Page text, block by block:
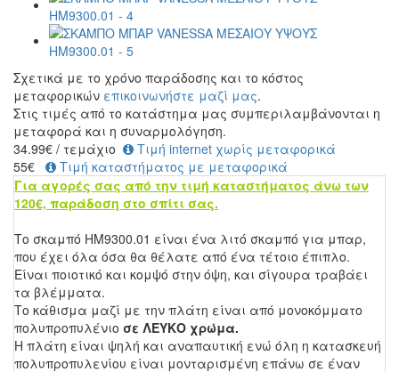
Σχετικά με το χρόνο παράδοσης και το κόστος
μεταφορικών επικοινωνήστε μαζί μας.
Στις τιμές από το κατάστημα μας συμπεριλαμβάνονται η
μεταφορά και η συναρμολόγηση.
34.99€ / τεμάχιο
Τιμή internet χωρίς μεταφορικά
55€
Τιμή καταστήματος με μεταφορικά
Για αγορές σας από την τιμή καταστήματος άνω των
120€, παράδοση στο σπίτι σας.
Το σκαμπό ΗΜ9300.01 είναι ένα λιτό σκαμπό για μπαρ,
που έχει όλα όσα θα θέλατε από ένα τέτοιο έπιπλο.
Είναι ποιοτικό και κομψό στην όψη, και σίγουρα τραβάει
τα βλέμματα.
Το κάθισμα μαζί με την πλάτη είναι από μονοκόμματο
πολυπροπυλένιο σε ΛΕΥΚΟ χρώμα.
Η πλάτη είναι ψηλή και αναπαυτική ενώ όλη η κατασκευή
πολυπροπυλενίου είναι μονταρισμένη επάνω σε έναν